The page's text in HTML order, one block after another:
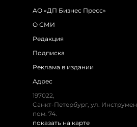
АО «ДП Бизнес Пресс»
О СМИ
Редакция
Подписка
Реклама в издании
Адрес
197022,
Санкт-Петербург, ул.
пом. 74.
показать на карте